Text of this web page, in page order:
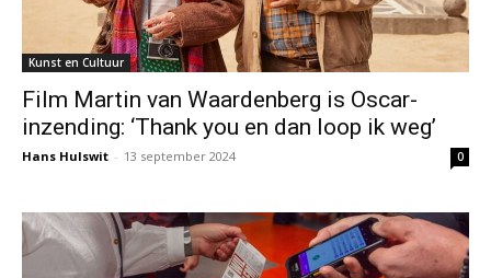
Kunst en Cultuur
Film Martin van Waardenberg is Oscar-
inzending: ‘Thank you en dan loop ik weg’
Hans Hulswit - 13 september 2024 0